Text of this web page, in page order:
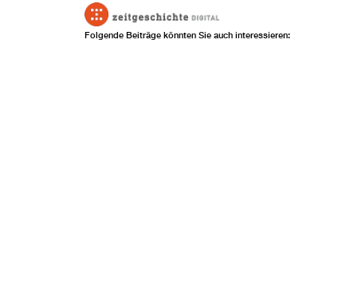
Folgende Beiträge könnten Sie auch interessieren: